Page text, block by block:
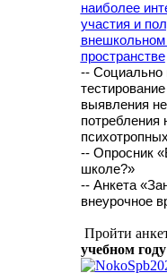
наиболее
участия и
пространстве
-- Социально
выявления
потребления
-- Опросник
школе?»
-- Анкета
Пройти
учебном году